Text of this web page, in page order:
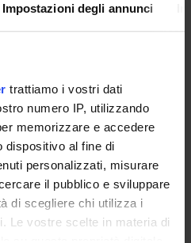
Impostazioni degli annunci
trattiamo i vostri dati
numero IP, utilizzando
memorizzare e accedere
dispositivo al fine di
personalizzati, misurare
il pubblico e sviluppare
di scegliere chi utilizza i
Le vostre scelte in materia di
9 C
STAT-
04/A
9 C
STAT-
9 C
STAT-
04/A